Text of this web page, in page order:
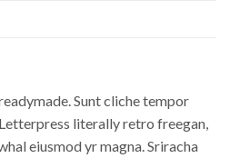
Sunt cliche tempor
literally retro freegan,
eiusmod yr magna. Sriracha